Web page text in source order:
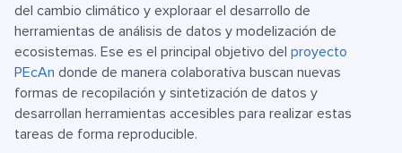
del cambio climático y exploraar el desarrollo de
herramientas de análisis de datos y modelización de
ecosistemas. Ese es el principal objetivo del proyecto
PEcAn donde de manera colaborativa buscan nuevas
formas de recopilación y sintetización de datos y
desarrollan herramientas accesibles para realizar estas
tareas de forma reproducible.